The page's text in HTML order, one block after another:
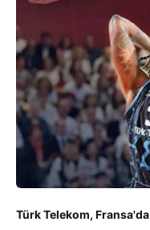
Türk Telekom,